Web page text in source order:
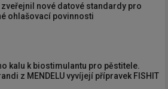
zveřejnil nové datové standardy pro
ohlašovací povinnosti
kalu k biostimulantu pro pěstitele.
z MENDELU vyvíjejí přípravek FISHIT